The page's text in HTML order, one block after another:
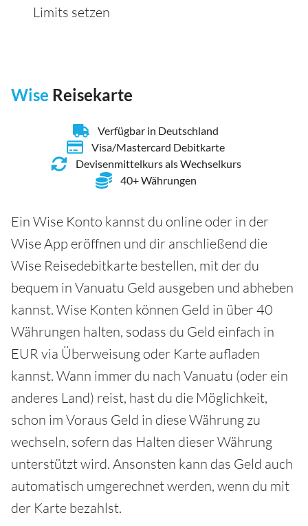
Limits setzen
Wise Reisekarte
Verfügbar in Deutschland
Visa/Mastercard Debitkarte
Devisenmittelkurs als Wechselkurs
40+ Währungen
Ein Wise Konto kannst du online oder in der
Wise App eröffnen und dir anschließend die
Wise Reisedebitkarte bestellen, mit der du
bequem in Vanuatu Geld ausgeben und abheben
kannst. Wise Konten können Geld in über 40
Währungen halten, sodass du Geld einfach in
EUR via Überweisung oder Karte aufladen
kannst. Wann immer du nach Vanuatu (oder ein
anderes Land) reist, hast du die Möglichkeit,
schon im Voraus Geld in diese Währung zu
wechseln, sofern das Halten dieser Währung
unterstützt wird. Ansonsten kann das Geld auch
automatisch umgerechnet werden, wenn du mit
der Karte bezahlst.